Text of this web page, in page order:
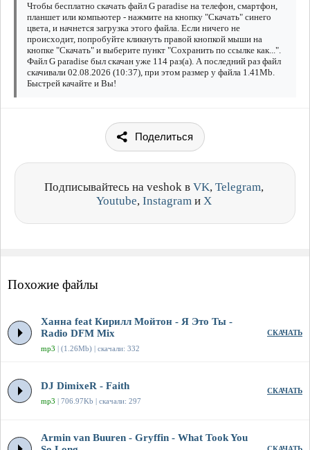
Чтобы бесплатно скачать файл G paradise на телефон, смартфон,
планшет или компьютер - нажмите на кнопку "Скачать" синего
цвета, и начнется загрузка этого файла. Если ничего не
происходит, попробуйте кликнуть правой кнопкой мыши на
кнопке "Скачать" и выберите пункт "Сохранить по ссылке как...".
Файл G paradise был скачан уже 114 раз(а). А последний раз файл
скачивали 02.08.2026 (10:37), при этом размер у файла 1.41Mb.
Быстрей качайте и Вы!
Поделиться
Подписывайтесь на veshok в VK, Telegram,
Youtube, Instagram и X
Похожие файлы
Ханна feat Кирилл Мойтон - Я Это Ты -
Radio DFM Mix
mp3 | (1.26Mb) | скачали: 332
СКАЧАТЬ
DJ DimixeR - Faith
mp3 | 706.97Kb | скачали: 297
СКАЧАТЬ
Armin van Buuren - Gryffin - What Took You